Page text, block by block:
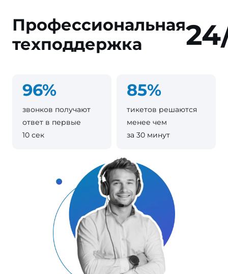
Профессиональная
техподдержка
96%
звонков получают
ответ в первые
10 сек
85%
тикетов решаются
менее чем
за 30 минут